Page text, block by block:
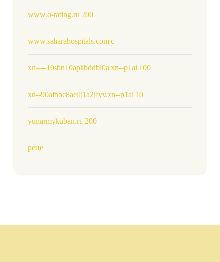
www.o-rating.ru 200
www.saharahospitals.com c
xn—-10sbn10aphbddbl0a.xn--p1ai 100
xn--90afbbc8aejlj1a2jfyv.xn--p1ai 10
yunarmykuban.ru 200
реце